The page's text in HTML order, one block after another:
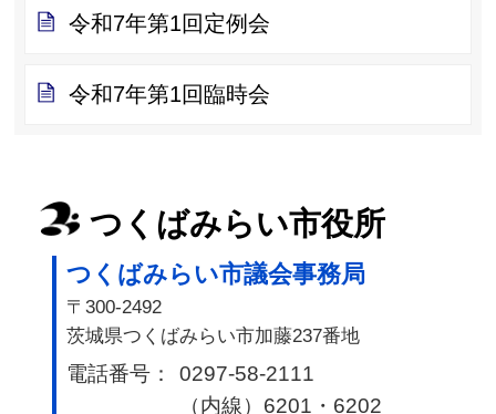
令和7年第1回定例会
令和7年第1回臨時会
つくばみらい市役所
つくばみらい市議会事務局
〒300-2492
茨城県つくばみらい市加藤237番地
電話番号：
0297-58-2111
（内線）6201・6202